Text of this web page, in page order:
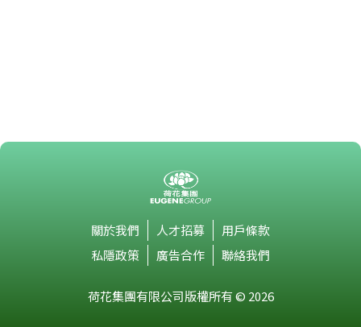
關於我們 人才招募
用戶條款
私隱政策
廣告合作 聯絡我們
荷花集團有限公司版權所有 © 2026